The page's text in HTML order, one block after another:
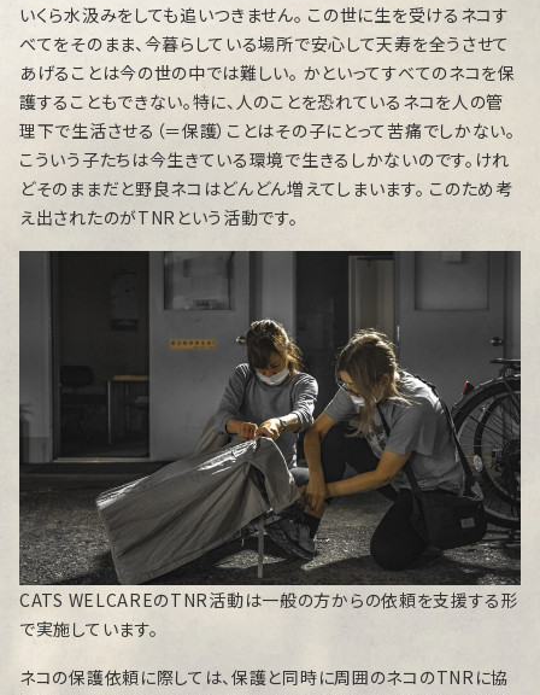
いくら水汲みをしても追いつきません。 この世に生を受けるネコす
べてをそのまま、今暮らしている場所で安心して天寿を全うさせて
あげることは今の世の中では難しい。 かといってすべてのネコを保
護することもできない。特に、人のことを恐れているネコを人の管
理下で生活させる（＝保護）ことはその子にとって苦痛でしかない。
こういう子たちは今生きている環境で生きるしかないのです。けれ
どそのままだと野良ネコはどんどん増えてしまいます。 このため考
え出されたのがTNRという活動です。
CATS WELCAREのTNR活動は一般の方からの依頼を支援する形
で実施しています。
ネコの保護依頼に際しては、保護と同時に周囲のネコのTNRに協